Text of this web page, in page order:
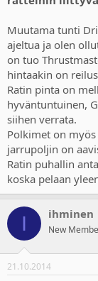
Muutama tunti
ajeltua ja olen
on tuo
hintaakin on
Ratin pinta on
hyväntuntuinen,
siihen verrata.
Polkimet on
jarrupoljin on
Ratin puhallin
koska pelaan
I ihminen
New
21.10.2014